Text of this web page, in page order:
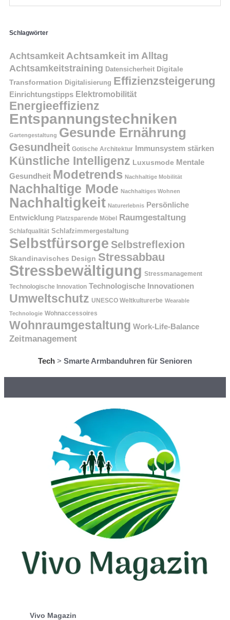
Schlagwörter
Achtsamkeit Achtsamkeit im Alltag
Achtsamkeitstraining Datensicherheit Digitale
Transformation Digitalisierung Effizienzsteigerung
Einrichtungstipps Elektromobilität
Energieeffizienz
Entspannungstechniken
Gartengestaltung Gesunde Ernährung
Gesundheit Gotische Architektur Immunsystem stärken
Künstliche Intelligenz Luxusmode Mentale
Gesundheit Modetrends Nachhaltige Mobilität
Nachhaltige Mode Nachhaltiges Wohnen
Nachhaltigkeit Naturerlebnis Persönliche
Entwicklung Platzsparende Möbel Raumgestaltung
Schlafqualität Schlafzimmergestaltung
Selbstfürsorge Selbstreflexion
Skandinavisches Design Stressabbau
Stressbewältigung Stressmanagement
Technologische Innovation Technologische Innovationen
Umweltschutz UNESCO Weltkulturerbe Wearable
Technologie Wohnaccessoires
Wohnraumgestaltung Work-Life-Balance
Zeitmanagement
Tech > Smarte Armbanduhren für Senioren
Vivo Magazin